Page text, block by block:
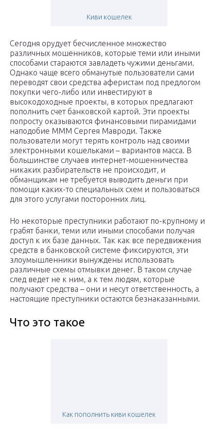
Киви кошелек
Сегодня орудует бесчисленное множество
различных мошенников, которые теми или иными
способами стараются завладеть чужими деньгами.
Однако чаще всего обманутые пользователи сами
переводят свои средства аферистам под предлогом
покупки чего-либо или инвестируют в
высокодоходные проекты, в которых предлагают
пополнить счет банковской картой. Эти проекты
попросту оказываются финансовыми пирамидами
наподобие МММ Сергея Мавроди. Также
пользователи могут терять контроль над своими
электронными кошельками – вариантов масса. В
большинстве случаев интернет-мошенничества
никаких разбирательств не происходит, и
обманщикам не требуется выводить деньги при
помощи каких-то специальных схем и пользоваться
для этого услугами посторонних лиц.
Но некоторые преступники работают по-крупному и
грабят банки, теми или иными способами получая
доступ к их базе данных. Так как все передвижения
средств в банковской системе фиксируются, эти
злоумышленники вынуждены использовать
различные схемы отмывки денег. В таком случае
след ведет не к ним, а к тем людям, которые
получают средства – они и несут ответственность, а
настоящие преступники остаются безнаказанными.
Что это такое
Как пополнить киви кошелек